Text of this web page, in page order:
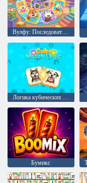
Вулфу: Последовательность памяти
Логика кубических совпадений
Бумикс